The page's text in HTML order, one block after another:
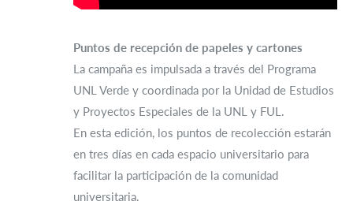
Puntos de recepción de papeles y cartones
La campaña es impulsada a través del Programa
UNL Verde y coordinada por la Unidad de Estudios
y Proyectos Especiales de la UNL y FUL.
En esta edición, los puntos de recolección estarán
en tres días en cada espacio universitario para
facilitar la participación de la comunidad
universitaria.